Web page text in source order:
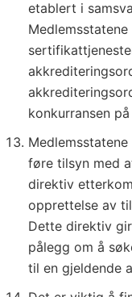
etablert i
konkurransen
føre tilsyn med
direktiv
opprettelse av
Dette direktiv
pålegg om å
til en gjeldende